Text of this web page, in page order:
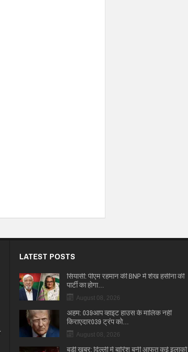
LATEST POSTS
सियासी: पीएम रहमान की BNP में शेख हसीना की
पार्टी का होगा…
August 08, 2026
अहम: 039आप व्हाइट हाउस के मालिक नहीं
किराएदार039 ट्रंप को…
August 08, 2026
बड़ी खबर: दिल्ली में बारिश बनी आफत कई इलाकों